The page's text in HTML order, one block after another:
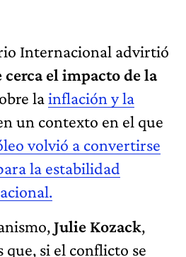
Internacional advirtió
el impacto de la
obre lainflación y la
un contexto en el que
volvió a convertirse
la estabilidad
Julie Kozack,
que, si el conflicto se